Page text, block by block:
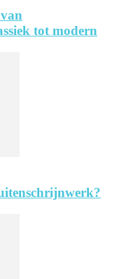
tot modern